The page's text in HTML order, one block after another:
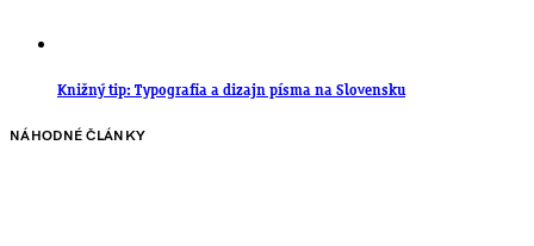
Knižný tip: Typografia a dizajn písma na Slovensku
NÁHODNÉ ČLÁNKY